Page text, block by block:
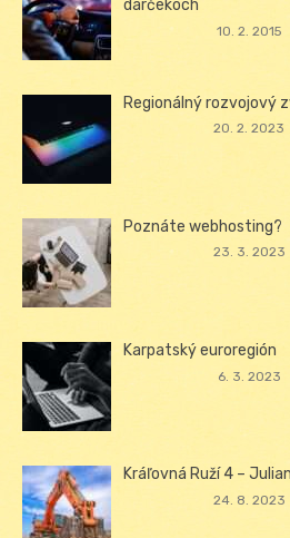
darčekoch
10. 2. 2015
Regionálný rozvojový
20. 2. 2023
Poznáte webhosting?
23. 3. 2023
Karpatský euroregión
6. 3. 2023
Kráľovná Ruží 4 –
24. 8. 2023